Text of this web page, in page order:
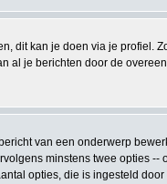
dit kan je doen via je profiel.
je berichten door de
van een onderwerp
minstens twee opties
opties, die is ingesteld door